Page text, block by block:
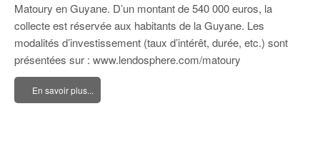
Matoury en Guyane. D’un montant de 540 000 euros, la
collecte est réservée aux habitants de la Guyane. Les
modalités d’investissement (taux d’intérêt, durée, etc.) sont
présentées sur : www.lendosphere.com/matoury
En savoir plus...